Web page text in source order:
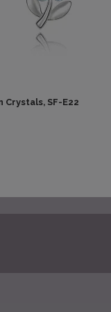
Crystals, SF-E22